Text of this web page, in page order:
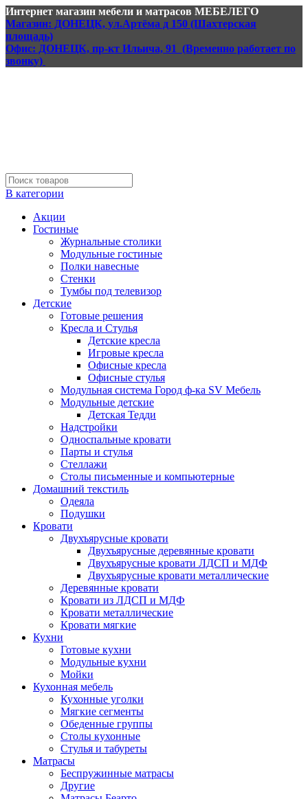
Интернет магазин мебели и матрасов МЕБЕЛЕГО
Магазин: ДОНЕЦК, ул.Артёма д 150 (Шахтерская
площадь)
Офис: ДОНЕЦК, пр-кт Ильича, 91 (Временно работает по
звонку)
В категории
Акции
Гостиные
Журнальные столики
Модульные гостиные
Полки навесные
Стенки
Тумбы под телевизор
Детские
Готовые решения
Кресла и Стулья
Детские кресла
Игровые кресла
Офисные кресла
Офисные стулья
Модульная система Город ф-ка SV Мебель
Модульные детские
Детская Тедди
Надстройки
Односпальные кровати
Парты и стулья
Стеллажи
Столы письменные и компьютерные
Домашний текстиль
Одеяла
Подушки
Кровати
Двухъярусные кровати
Двухъярусные деревянные кровати
Двухъярусные кровати ЛДСП и МДФ
Двухъярусные кровати металлические
Деревянные кровати
Кровати из ЛДСП и МДФ
Кровати металлические
Кровати мягкие
Кухни
Готовые кухни
Модульные кухни
Мойки
Кухонная мебель
Кухонные уголки
Мягкие сегменты
Обеденные группы
Столы кухонные
Стулья и табуреты
Матрасы
Беспружинные матрасы
Другие